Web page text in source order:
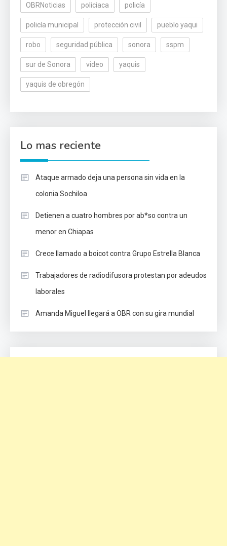
OBRNoticias policiaca policía
policía municipal protección civil pueblo yaqui
robo seguridad pública sonora sspm
sur de Sonora video yaquis
yaquis de obregón
Lo mas reciente
Ataque armado deja una persona sin vida en la
colonia Sochiloa
Detienen a cuatro hombres por ab*so contra un
menor en Chiapas
Crece llamado a boicot contra Grupo Estrella Blanca
Trabajadores de radiodifusora protestan por adeudos
laborales
Amanda Miguel llegará a OBR con su gira mundial